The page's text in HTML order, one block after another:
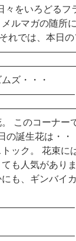
をいろどるフ
ルマガの随所
れでは、本日
ズ・・・
◆今
このコーナー
日の誕生花は
ク。 花束に
も人気があり
も、ギンバイ
◆そ
花